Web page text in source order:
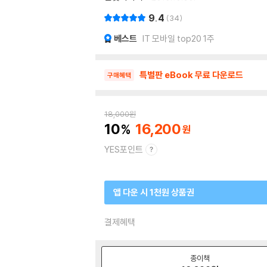
9.4 34
베스트 IT 모바일 top20 1주
구매혜택 특별판 eBook 무료 다운로드
18,000원
10 16,200
YES포인트
앱 다운 시 1천원 상품권
결제혜택
종이책